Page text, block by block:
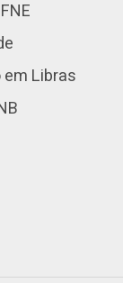
Libras